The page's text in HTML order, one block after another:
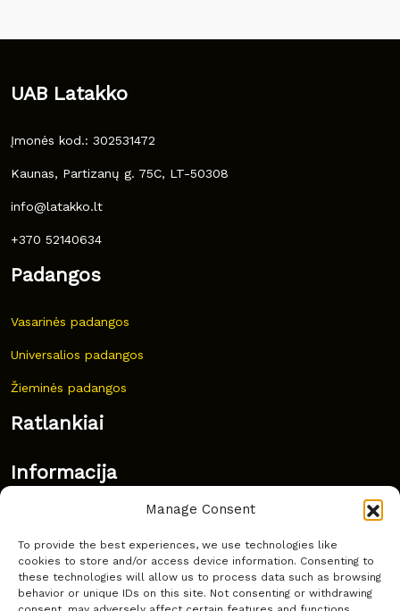
Manage Consent
To provide the best experiences, we use technologies like
cookies to store and/or access device information. Consenting to
these technologies will allow us to process data such as browsing
behavior or unique IDs on this site. Not consenting or withdrawing
UAB Latakko
Įmonės kod.: 302531472
Kaunas, Partizanų g. 75C, LT-50308
info@latakko.lt
+370 52140634
Padangos
Vasarinės padangos
Universalios padangos
Žieminės padangos
Ratlankiai
Informacija
Dažnai užduodami klausimai
Kur nusipirkti?